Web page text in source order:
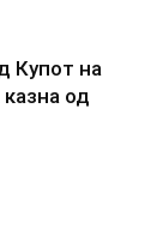
Купот на
од